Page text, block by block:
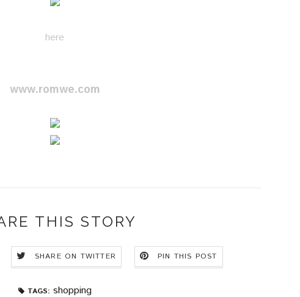
here
www.romwe.com
THIS STORY
SHARE ON TWITTER PIN THIS POST
TAGS: shopping